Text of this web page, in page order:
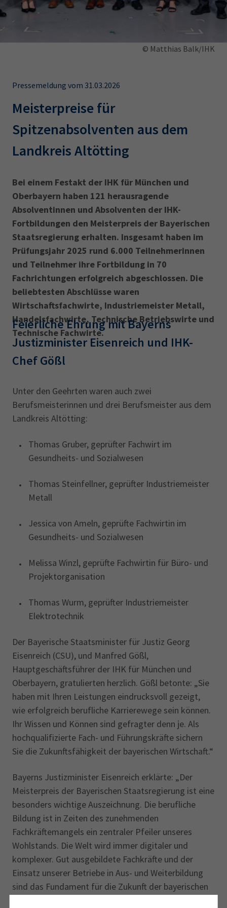
Leichte Sprache
IHK regional
EN
IHK Akademie
Magazin Log-in
AdA
34d
Prüfungstermine
Negativerklärung
Sachkundeprüfung
Berichtsheft
AEVO
© Matthias Balk/IHK
Pressemeldung vom 31.03.2026
Meisterpreise für
Spitzenabsolventen aus dem
Landkreis Altötting
Bei einem Festakt der IHK für München und
Oberbayern haben 121 herausragende
Absolventinnen und Absolventen der IHK-
Fortbildungen den Meisterpreis der Bayerischen
Staatsregierung erhalten. Insgesamt haben im
Prüfungsjahr 2025 rund 6.000 Teilnehmerinnen
und Teilnehmer ihre Fortbildung in 70
Fachrichtungen erfolgreich abgeschlossen. Die
beliebtesten Abschlüsse waren
Wirtschaftsfachwirte, Industriemeister Metall,
Handelsfachwirte, Technische Betriebswirte und
Technische Fachwirte.
Feierliche Ehrung mit Bayerns
Justizminister Eisenreich und IHK-
Chef Gößl
Unter den Geehrten waren auch zwei
Berufsmeisterinnen und drei Berufsmeister aus dem
Landkreis Altötting:
Thomas Gruber, geprüfter Fachwirt im
Gesundheits- und Sozialwesen
Thomas Steinfellner, geprüfter Industriemeister
Metall
Jessica von Ameln, geprüfte Fachwirtin im
Gesundheits- und Sozialwesen
Melissa Winzl, geprüfte Fachwirtin für Büro- und
Projektorganisation
Thomas Wurm, geprüfter Industriemeister
Elektrotechnik
Der Bayerische Staatsminister für Justiz Georg
Eisenreich (CSU), und Manfred Gößl,
Hauptgeschäftsführer der IHK für München und
Oberbayern, gratulierten herzlich. Gößl betonte: „Sie
haben mit Ihren Leistungen eindrucksvoll gezeigt,
wie erfolgreich berufliche Karrierewege sein können.
Ihr Wissen und Können sind gefragter denn je. Als
hochqualifizierte Fach- und Führungskräfte sichern
Sie die Zukunftsfähigkeit der bayerischen Wirtschaft.“
Bayerns Justizminister Eisenreich erklärte: „Der
Meisterpreis der Bayerischen Staatsregierung ist eine
besonders wichtige Auszeichnung. Die berufliche
Bildung ist in Zeiten des zunehmenden
Fachkräftemangels ein zentraler Pfeiler unseres
Wohlstands. Die Welt wird immer digitaler und
komplexer. Gut ausgebildete Fachkräfte und der
Einsatz unserer Betriebe in Aus- und Weiterbildung
sind das Fundament für die Zukunft der bayerischen